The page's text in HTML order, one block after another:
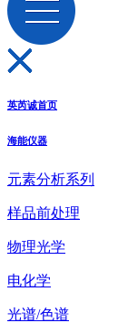
英芮诚首页
海能仪器
元素分析系列
样品前处理
物理光学
电化学
光谱/色谱